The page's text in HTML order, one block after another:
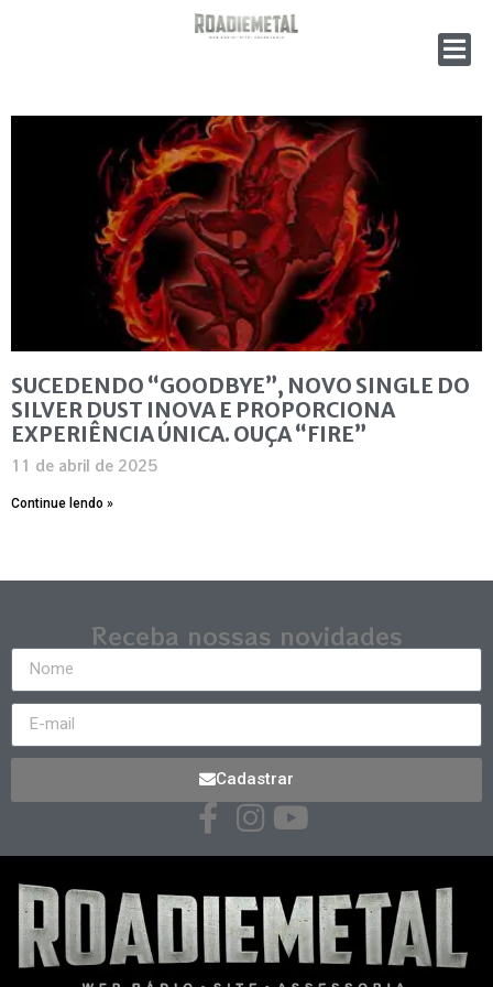
SUCEDENDO “GOODBYE”, NOVO SINGLE DO
SILVER DUST INOVA E PROPORCIONA
EXPERIÊNCIA ÚNICA. OUÇA “FIRE”
11 de abril de 2025
Continue lendo »
Receba nossas novidades
Cadastrar